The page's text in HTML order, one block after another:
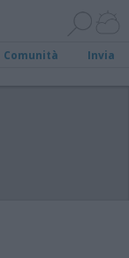
Comunità Invia